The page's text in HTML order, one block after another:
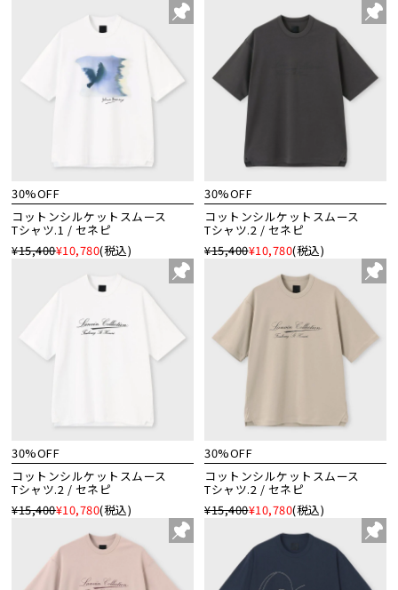
30%OFF
コットンシルケットスムース
Tシャツ.1 / セネピ
¥15,400¥10,780(税込)
30%OFF
コットンシルケットスムース
Tシャツ.2 / セネピ
¥15,400¥10,780(税込)
30%OFF
コットンシルケットスムース
Tシャツ.2 / セネピ
¥15,400¥10,780(税込)
30%OFF
コットンシルケットスムース
Tシャツ.2 / セネピ
¥15,400¥10,780(税込)